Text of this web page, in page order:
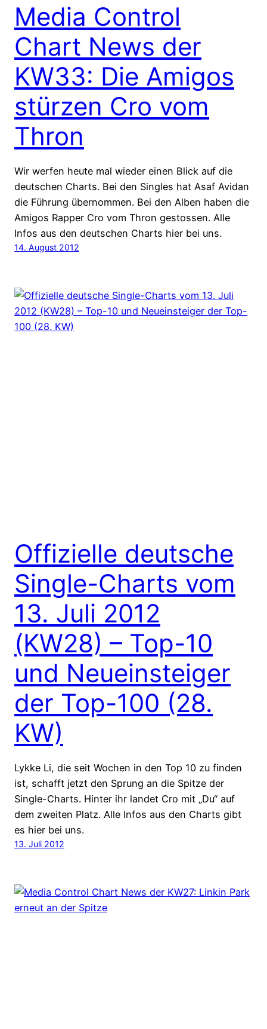
Media Control
Chart News der
KW33: Die Amigos
stürzen Cro vom
Thron
Wir werfen heute mal wieder einen Blick auf die
deutschen Charts. Bei den Singles hat Asaf Avidan
die Führung übernommen. Bei den Alben haben die
Amigos Rapper Cro vom Thron gestossen. Alle
Infos aus den deutschen Charts hier bei uns.
14. August 2012
Offizielle deutsche
Single-Charts vom
13. Juli 2012
(KW28) – Top-10
und Neueinsteiger
der Top-100 (28.
KW)
Lykke Li, die seit Wochen in den Top 10 zu finden
ist, schafft jetzt den Sprung an die Spitze der
Single-Charts. Hinter ihr landet Cro mit „Du“ auf
dem zweiten Platz. Alle Infos aus den Charts gibt
es hier bei uns.
13. Juli 2012